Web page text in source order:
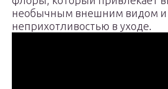
необычным внешним видом и
неприхотливостью в уходе.